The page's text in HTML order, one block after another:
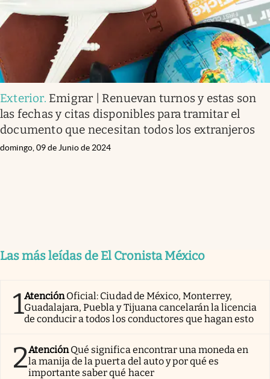
Exterior. Emigrar | Renuevan turnos y estas son
las fechas y citas disponibles para tramitar el
documento que necesitan todos los extranjeros
domingo, 09 de Junio de 2024
Las más leídas de El Cronista México
1AtenciónOficial: Ciudad de México, Monterrey,
Guadalajara, Puebla y Tijuana cancelarán la licencia
de conducir a todos los conductores que hagan esto
2AtenciónQué significa encontrar una moneda en
la manija de la puerta del auto y por qué es
importante saber qué hacer